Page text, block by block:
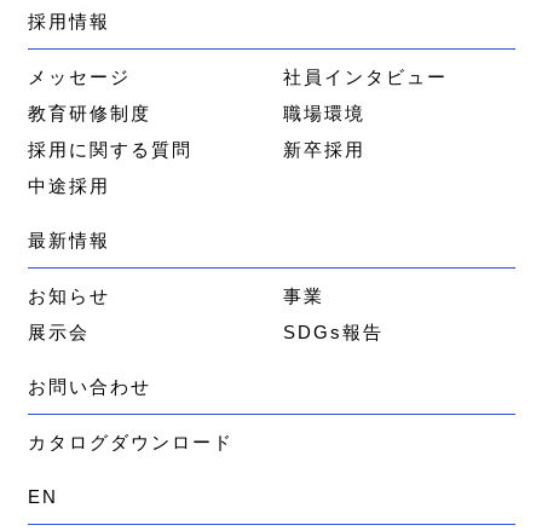
採用情報
メッセージ
社員インタビュー
教育研修制度
職場環境
採用に関する質問
新卒採用
中途採用
最新情報
お知らせ
事業
展示会
SDGs報告
お問い合わせ
カタログダウンロード
EN